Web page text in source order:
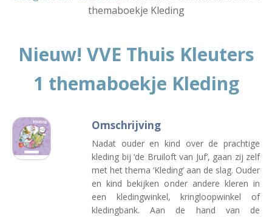
themaboekje Kleding
Nieuw! VVE Thuis Kleuters
1 themaboekje Kleding
Omschrijving
Nadat ouder en kind over de prachtige
kleding bij ‘de Bruiloft van Juf’, gaan zij zelf
met het thema ‘Kleding’ aan de slag. Ouder
en kind bekijken onder andere kleren in
een kledingwinkel, kringloopwinkel of
kledingbank. Aan de hand van de